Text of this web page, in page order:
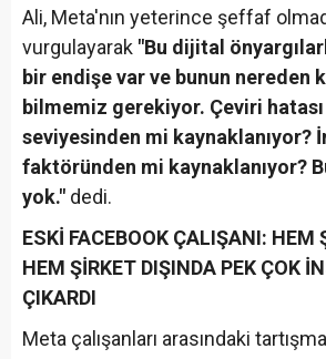
Ali, Meta'nın yeterince şeffaf
vurgulayarak "Bu dijital
bir endişe var ve bunun nereden
bilmemiz gerekiyor. Çeviri
seviyesinden mi kaynaklanıyor?
faktöründen mi kaynaklanıyor?
yok." dedi.
ESKİ FACEBOOK ÇALIŞANI: HEM
HEM ŞİRKET DIŞINDA PEK ÇOK
ÇIKARDI
Meta çalışanları arasındaki